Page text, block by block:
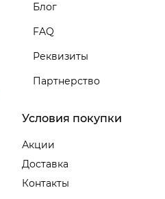
Блог
FAQ
Реквизиты
Партнерство
Условия покупки
Акции
Доставка
Контакты